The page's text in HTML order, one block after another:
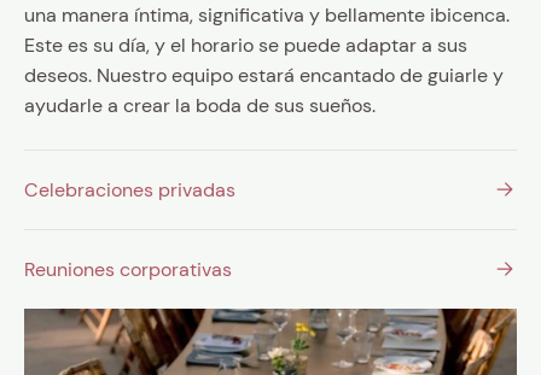
una manera íntima, significativa y bellamente ibicenca.
Este es su día, y el horario se puede adaptar a sus
deseos. Nuestro equipo estará encantado de guiarle y
ayudarle a crear la boda de sus sueños.
Celebraciones privadas
Reuniones corporativas